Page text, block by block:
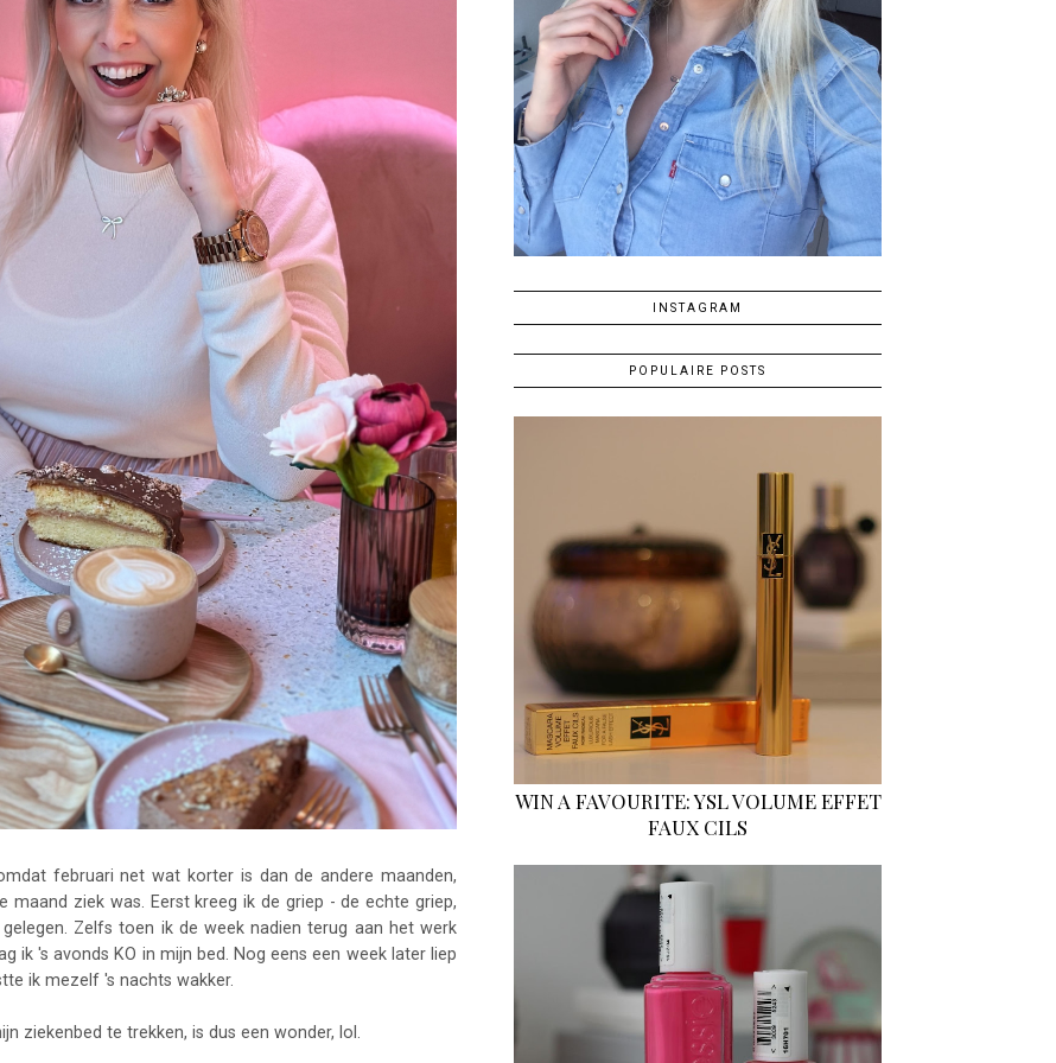
februari net wat korter is dan de andere maanden,
ziek was. Eerst kreeg ik de griep - de echte griep,
Zelfs toen ik de week nadien terug aan het werk
ik 's avonds KO in mijn bed. Nog eens een week later liep
ik mezelf 's nachts wakker.
ziekenbed te trekken, is dus een wonder, lol.
INSTAGRAM
POPULAIRE POSTS
WIN A FAVOURITE: YSL VOLUME EFFET
FAUX CILS